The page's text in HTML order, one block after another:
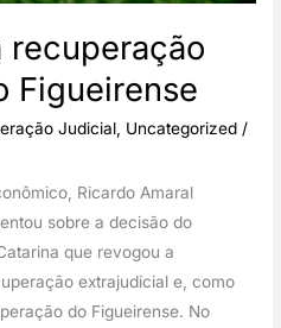
recuperação
Figueirense
Judicial Uncategorized /
Ricardo Amaral
sobre a decisão do
que revogou a
extrajudicial e, como
do Figueirense. No